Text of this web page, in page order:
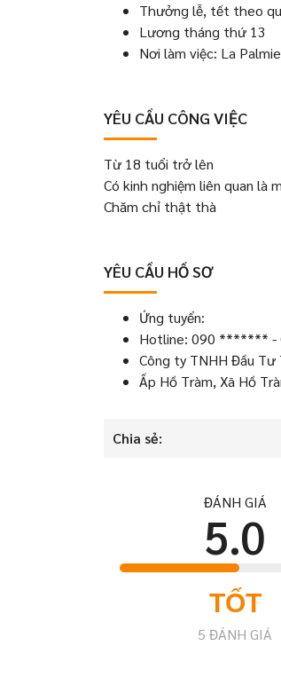
Thưởng lễ, tết theo
Lương tháng thứ 13
Nơi làm việc: La
YÊU CẦU CÔNG VIỆC
Từ 18 tuổi trở lên
Có kinh nghiệm liên quan là
Chăm chỉ thật thà
YÊU CẦU HỒ SƠ
Ứng tuyển:
Hotline: 090 *******
Công ty TNHH Đầu Tư
Ấp Hồ Tràm, Xã Hồ
Chia sẻ:
ĐÁNH GIÁ
5.0
TỐT
5 ĐÁNH GIÁ